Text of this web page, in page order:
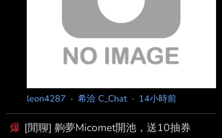
ㄐ https://i.imgur.com/gRPbYYc.gif 世界ㄐ
https://i.imgur.com
leon4287 · 希洽 C_Chat· 14小時前
爆 [閒聊] 齁夢Micomet開池，送10抽券